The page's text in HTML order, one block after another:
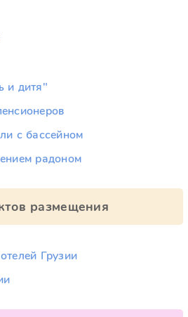
и дитя"
с бассейном
радоном
размещения
Грузии